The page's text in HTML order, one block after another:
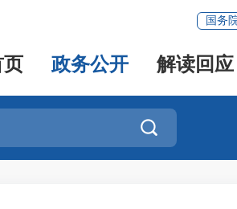
国务
页 政务公开 解读回应
